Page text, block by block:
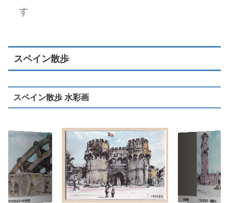
す
スペイン散歩
スペイン散歩 水彩画